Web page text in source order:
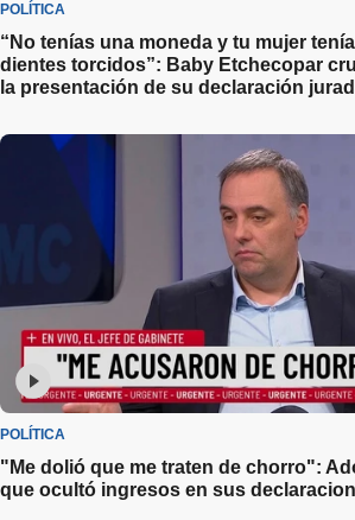
POLÍTICA
“No tenías una moneda y tu mujer
dientes torcidos”: Baby Etchecopar
la presentación de su declaración
POLÍTICA
"Me dolió que me traten de chorro":
que ocultó ingresos en sus